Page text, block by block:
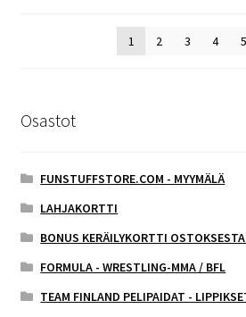
1 2 3 4 5
Osastot
FUNSTUFFSTORE.COM - MYYMÄLÄ
LAHJAKORTTI
BONUS KERÄILYKORTTI
FORMULA - WRESTLING-MMA / BFL
TEAM FINLAND PELIPAIDAT -